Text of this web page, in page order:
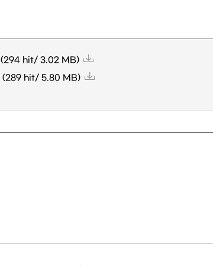
(294 hit/ 3.02 MB)
(289 hit/ 5.80 MB)